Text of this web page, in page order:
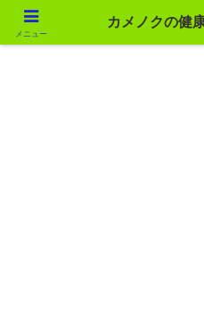
カメノクの健
メニュー
カメノクの健